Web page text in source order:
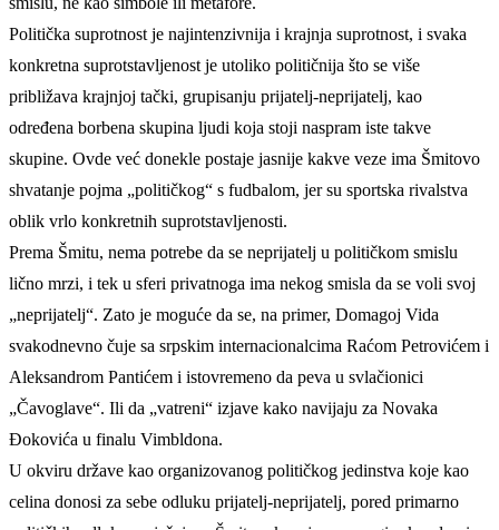
Politička suprotnost je najintenzivnija i krajnja suprotnost, i svaka
konkretna suprotstavljenost je utoliko političnija što se više
približava krajnjoj tački, grupisanju prijatelj-neprijatelj, kao
određena borbena skupina ljudi koja stoji naspram iste takve
skupine. Ovde već donekle postaje jasnije kakve veze ima Šmitovo
shvatanje pojma „političkog“ s fudbalom, jer su sportska rivalstva
oblik vrlo konkretnih suprotstavljenosti.
Prema Šmitu, nema potrebe da se neprijatelj u političkom smislu
lično mrzi, i tek u sferi privatnoga ima nekog smisla da se voli svoj
„neprijatelj“. Zato je moguće da se, na primer, Domagoj Vida
svakodnevno čuje sa srpskim internacionalcima Raćom Petrovićem i
Aleksandrom Pantićem i istovremeno da peva u svlačionici
„Čavoglave“. Ili da „vatreni“ izjave kako navijaju za Novaka
Đokovića u finalu Vimbldona.
U okviru države kao organizovanog političkog jedinstva koje kao
celina donosi za sebe odluku prijatelj-neprijatelj, pored primarno